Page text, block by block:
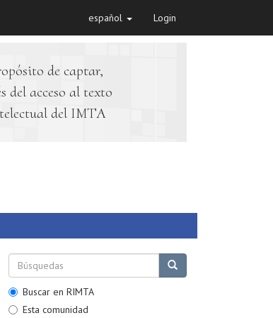
español Login
de captar,
del acceso al texto
del IMTA
Buscar en RIMTA
Esta comunidad